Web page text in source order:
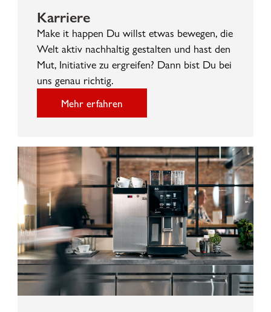
Karriere
Make it happen Du willst etwas bewegen, die
Welt aktiv nachhaltig gestalten und hast den
Mut, Initiative zu ergreifen? Dann bist Du bei
uns genau richtig.
Mehr erfahren